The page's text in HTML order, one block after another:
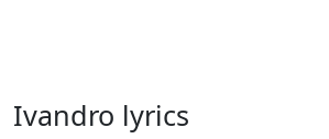
Ivandro lyrics